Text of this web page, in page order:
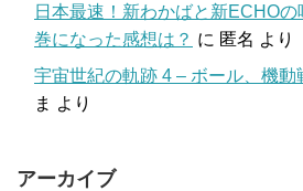
日本最速！新わかばと新ECHO
巻になった感想は？ に 匿名 より
宇宙世紀の軌跡 4 – ボール、機動
ま より
アーカイブ